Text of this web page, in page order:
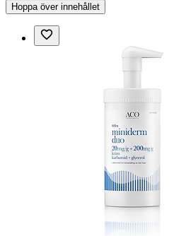
Hoppa över innehållet